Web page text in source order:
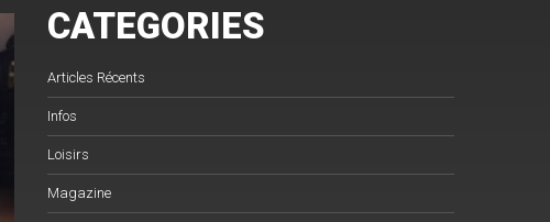
CATEGORIES
Articles Récents
Infos
Loisirs
Magazine